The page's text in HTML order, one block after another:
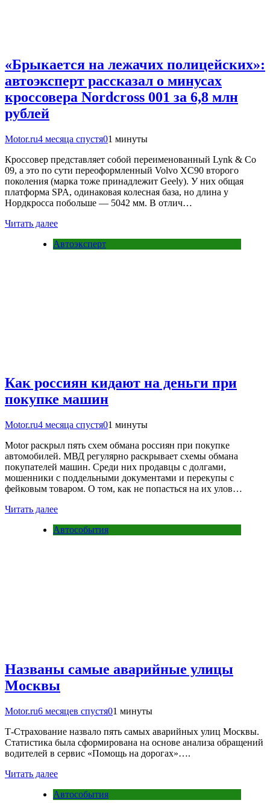
«Брыкается на лежачих полицейских»:
автоэксперт рассказал о минусах
кроссовера Nordcross 001 за 6,8 млн
рублей
Motor.ru4 месяца спустя01 минуты
Кроссовер представляет собой переименованный Lynk & Co
09, а это по сути переоформленный Volvo XC90 второго
поколения (марка тоже принадлежит Geely). У них общая
платформа SPA, одинаковая колесная база, но длина у
Нордкросса побольше — 5042 мм. В отлич…
Читать далее
Автоэксперт
Как россиян кидают на деньги при
покупке машин
Motor.ru4 месяца спустя01 минуты
Motor раскрыл пять схем обмана россиян при покупке
автомобилей. МВД регулярно раскрывает схемы обмана
покупателей машин. Среди них продавцы с долгами,
мошенники с поддельными документами и перекупы с
фейковым товаром. О том, как не попасться на их улов…
Читать далее
Автособытия
Названы самые аварийные улицы
Москвы
Motor.ru6 месяцев спустя01 минуты
Т-Страхование назвало пять самых аварийных улиц Москвы.
Статистика была сформирована на основе анализа обращений
водителей в сервис «Помощь на дорогах»….
Читать далее
Автособытия